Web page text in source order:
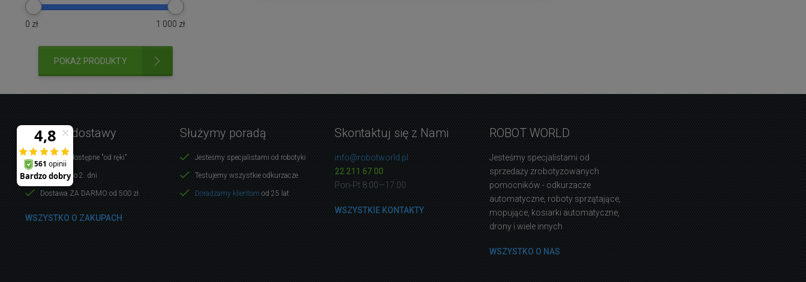
0 zł 1 000 zł
POKAŻ PRODUKTY
Warunki dostawy
Produkty dostępne "od ręki"
Dostawa do 2. dni
Dostawa ZA DARMO od 500 zł
WSZYSTKO O ZAKUPACH
Służymy poradą
Jesteśmy specjalistami od robotyki
Testujemy wszystkie odkurzacze
Doradzamy klientom od 25 lat
Skontaktuj się z Nami
info@robotworld.pl
22 211 67 00
Pon-Pt 8:00—17:00
WSZYSTKIE KONTAKTY
ROBOT WORLD
Jesteśmy specjalistami od
sprzedaży zrobotyzowanych
pomocników - odkurzacze
automatyczne, roboty sprzątające,
mopujące, kosiarki automatyczne,
drony i wiele innych
WSZYSTKO O NAS